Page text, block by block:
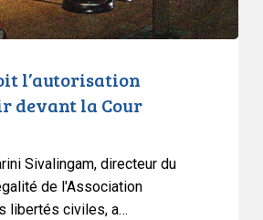
l’autorisation
devant la Cour
Sivalingam, directeur du
de l'Association
libertés civiles, a…